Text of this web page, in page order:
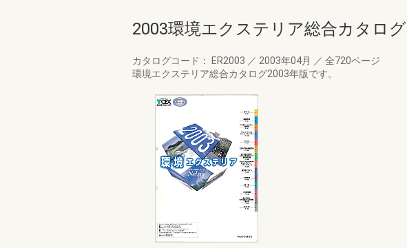
2003環境エクステリア総合カタログ
カタログコード： ER2003 ／ 2003年04月 ／ 全720ページ
環境エクステリア総合カタログ2003年版です。